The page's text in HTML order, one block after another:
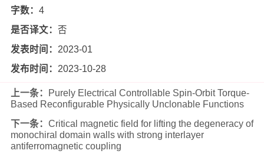
字数： 4
是否译文： 否
发表时间： 2023-01
发布时间： 2023-10-28
上一条：
Purely Electrical Controllable Spin-Orbit Torque-
Based Reconfigurable Physically Unclonable Functions
下一条： Critical magnetic field for lifting the degeneracy of
monochiral domain walls with strong interlayer
antiferromagnetic coupling